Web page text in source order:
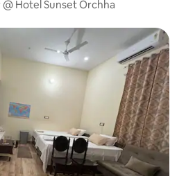
Hotel Sunset Orchha